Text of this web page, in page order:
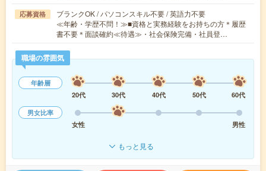
応募資格
ブランクOK / パソコンスキル不要 / 英語力不要
≪年齢・学歴不問！≫■資格と実務経験をお持ちの方＊履歴
書不要＊面談確約≪待遇≫・社会保険完備・社員登…
職場の雰囲気
年齢層
20代
30代 40代 50代
60代
男女比率
女性
男性
もっと見る